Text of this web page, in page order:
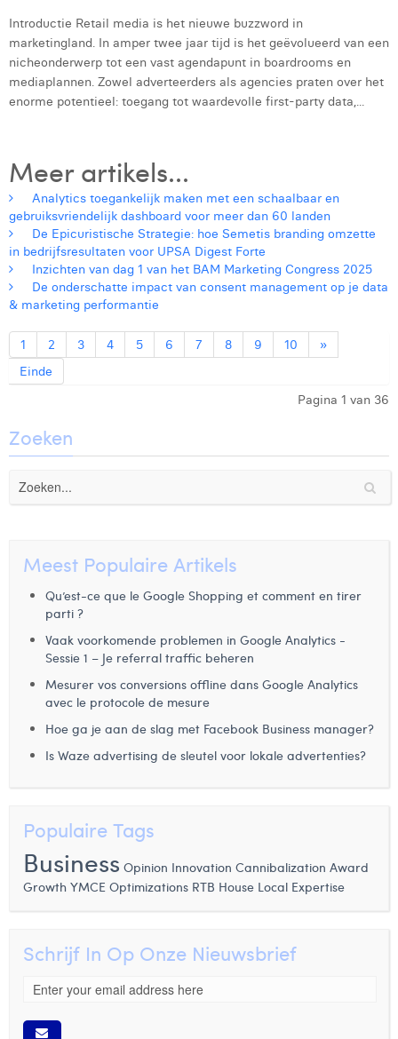
Introductie Retail media is het nieuwe buzzword in
marketingland. In amper twee jaar tijd is het geëvolueerd van een
nicheonderwerp tot een vast agendapunt in boardrooms en
mediaplannen. Zowel adverteerders als agencies praten over het
enorme potentieel: toegang tot waardevolle first-party data,...
Meer artikels...
Analytics toegankelijk maken met een schaalbaar en
gebruiksvriendelijk dashboard voor meer dan 60 landen
De Epicuristische Strategie: hoe Semetis branding omzette
in bedrijfsresultaten voor UPSA Digest Forte
Inzichten van dag 1 van het BAM Marketing Congress 2025
De onderschatte impact van consent management op je data
& marketing performantie
1 2 3 4 5 6 7 8 9 10
»
Einde
Pagina 1 van 36
Zoeken
Meest Populaire Artikels
Qu’est-ce que le Google Shopping et comment en tirer
parti ?
Vaak voorkomende problemen in Google Analytics -
Sessie 1 – Je referral traffic beheren
Mesurer vos conversions offline dans Google Analytics
avec le protocole de mesure
Hoe ga je aan de slag met Facebook Business manager?
Is Waze advertising de sleutel voor lokale advertenties?
Populaire Tags
Business Opinion Innovation Cannibalization Award
Growth YMCE Optimizations RTB House Local Expertise
Schrijf In Op Onze Nieuwsbrief